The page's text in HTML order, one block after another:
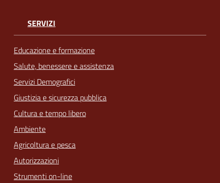
SERVIZI
Educazione e formazione
Salute, benessere e assistenza
Servizi Demografici
Giustizia e sicurezza pubblica
Cultura e tempo libero
Ambiente
Agricoltura e pesca
Autorizzazioni
Strumenti on-line